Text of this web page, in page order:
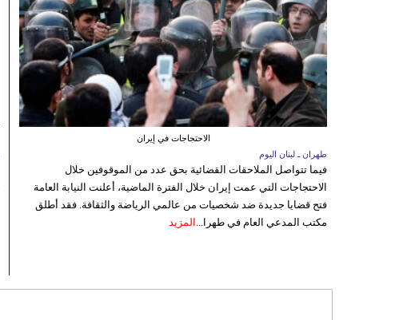
الاحتجاجات في إيران
طهران ـ لبنان اليوم
فيما تتواصل الملاحقات القضائية بحق عدد من الموقوفين خلال
الاحتجاجات التي عمت إيران خلال الفترة الماضية، أعلنت النيابة العامة
فتح قضايا جديدة ضد شخصيات من عالمي الرياضة والثقافة. فقد أطلق
مكتب المدعي العام في طهرا... المزيد